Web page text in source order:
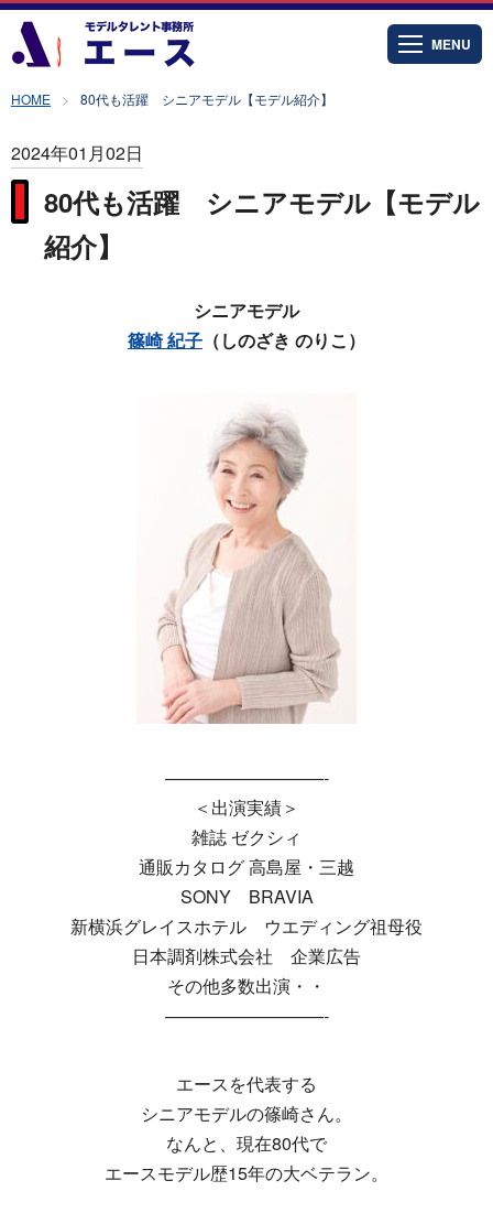
MENU
HOME 80代も活躍 シニアモデル【モデル紹介】
2024年01月02日
80代も活躍 シニアモデル【モデル
紹介】
シニアモデル
篠崎 紀子 （しのざき のりこ）
—————————-
＜出演実績＞
雑誌 ゼクシィ
通販カタログ 高島屋・三越
SONY BRAVIA
新横浜グレイスホテル ウエディング祖母役
日本調剤株式会社 企業広告
その他多数出演・・
—————————-
エースを代表する
シニアモデルの篠崎さん。
なんと、現在80代で
エースモデル歴15年の大ベテラン。